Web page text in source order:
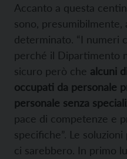
Accanto a questa
sono,
determinato. “I numeri
perché il Dipartimento
sicuro però che alcuni
occupati da personale
personale senza
pace di competenze e
specifiche”. Le
ci sarebbero. In primo